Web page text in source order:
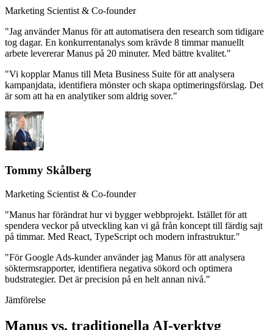
Marketing Scientist & Co-founder
"Jag använder Manus för att automatisera den research som tidigare
tog dagar. En konkurrentanalys som krävde 8 timmar manuellt
arbete levererar Manus på 20 minuter. Med bättre kvalitet."
"Vi kopplar Manus till Meta Business Suite för att analysera
kampanjdata, identifiera mönster och skapa optimeringsförslag. Det
är som att ha en analytiker som aldrig sover."
Tommy Skålberg
Marketing Scientist & Co-founder
"Manus har förändrat hur vi bygger webbprojekt. Istället för att
spendera veckor på utveckling kan vi gå från koncept till färdig sajt
på timmar. Med React, TypeScript och modern infrastruktur."
"För Google Ads-kunder använder jag Manus för att analysera
söktermsrapporter, identifiera negativa sökord och optimera
budstrategier. Det är precision på en helt annan nivå."
Jämförelse
Manus vs. traditionella AI-verktyg